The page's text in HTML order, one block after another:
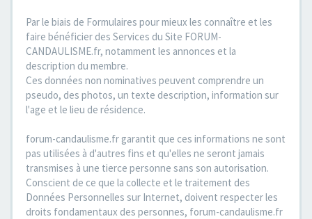
Par le biais de Formulaires pour mieux les connaître et les
faire bénéficier des Services du Site FORUM-
CANDAULISME.fr, notamment les annonces et la
description du membre.
Ces données non nominatives peuvent comprendre un
pseudo, des photos, un texte description, information sur
l'age et le lieu de résidence.
forum-candaulisme.fr garantit que ces informations ne sont
pas utilisées à d'autres fins et qu'elles ne seront jamais
transmises à une tierce personne sans son autorisation.
Conscient de ce que la collecte et le traitement des
Données Personnelles sur Internet, doivent respecter les
droits fondamentaux des personnes, forum-candaulisme.fr